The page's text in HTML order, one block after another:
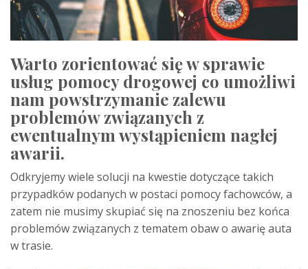
Warto zorientować się w sprawie
usług pomocy drogowej co umożliwi
nam powstrzymanie zalewu
problemów związanych z
ewentualnym wystąpieniem nagłej
awarii.
Odkryjemy wiele solucji na kwestie dotyczące takich
przypadków podanych w postaci pomocy fachowców, a
zatem nie musimy skupiać się na znoszeniu bez końca
problemów związanych z tematem obaw o awarię auta
w trasie.